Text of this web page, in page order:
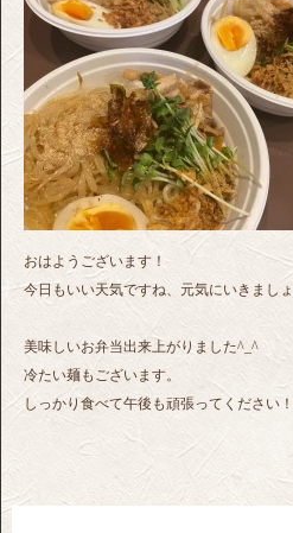
おはようございます！
今日もいい天気ですね、元気にいきまし
美味しいお弁当出来上がりました^_^
冷たい麺もございます。
しっかり食べて午後も頑張ってください